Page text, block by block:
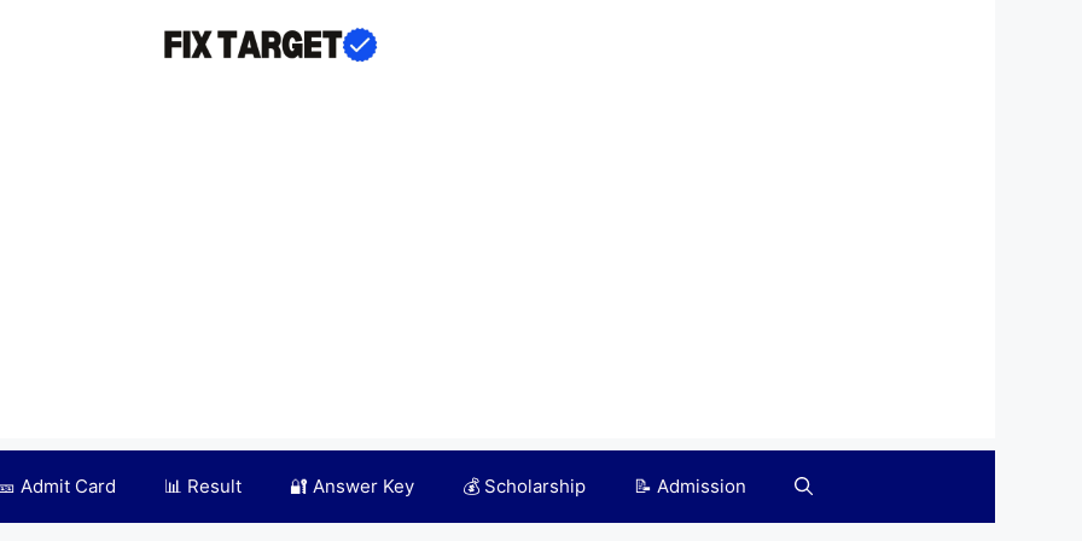
🎫 Admit Card 📊 Result 🔐 Answer Key 💰 Scholarship 📝 Admission